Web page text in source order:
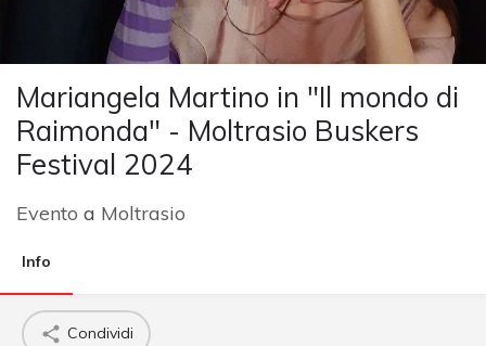
Mariangela Martino in "Il mondo di
Raimonda" - Moltrasio Buskers
Festival 2024
Evento a Moltrasio
Info
Condividi